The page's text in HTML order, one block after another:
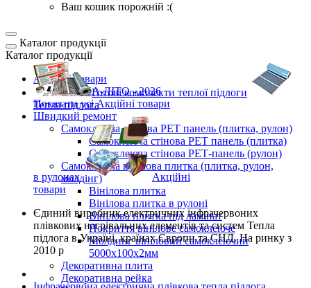
Ваш кошик порожній :(
Каталог продукції
Каталог продукції
Акційні товари
ВЕСНА-ЛІТО - 2026
Показати усі Акційні товари
Швидкий ремонт
Самоклеюча стінова PET панель (плитка, рулон)
Самоклеюча стінова PET панель (плитка)
Самоклеюча стінова РЕТ-панель (рулон)
Самоклеюча вінілова плитка (плитка, рулон,
молдінг)
Вінілова плитка
Вінілова плитка в рулоні
Вінілова плитка під ламінат
Покриття вінілове самоклеюче
Молдинг вініловий самоклеючий
5000х100х2мм
Декоративна плита
Декоративна рейка
Готові комплекти теплої підлоги
Тепла підлога
в рулонах
Акційні
товари
Єдиний виробникелектричних інфрачервоних
плівкових нагрівальних елементів та систем Тепла
підлога в Україні, країнах Європи та СНД.На ринку з
2010 р